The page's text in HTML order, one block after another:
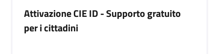
Attivazione CIE ID - Supporto gratuito
per i cittadini